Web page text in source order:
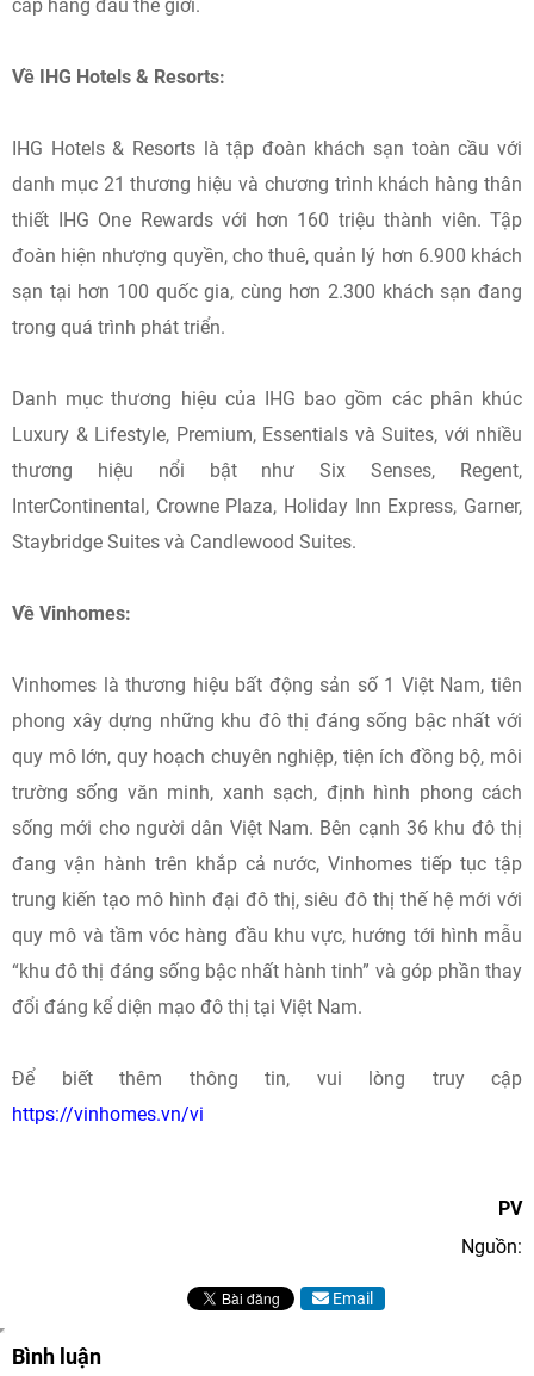
cấp hàng đầu thế giới.
Về IHG Hotels & Resorts:
IHG Hotels & Resorts là tập đoàn khách sạn toàn cầu với
danh mục 21 thương hiệu và chương trình khách hàng thân
thiết IHG One Rewards với hơn 160 triệu thành viên. Tập
đoàn hiện nhượng quyền, cho thuê, quản lý hơn 6.900 khách
sạn tại hơn 100 quốc gia, cùng hơn 2.300 khách sạn đang
trong quá trình phát triển.
Danh mục thương hiệu của IHG bao gồm các phân khúc
Luxury & Lifestyle, Premium, Essentials và Suites, với nhiều
thương hiệu nổi bật như Six Senses, Regent,
InterContinental, Crowne Plaza, Holiday Inn Express, Garner,
Staybridge Suites và Candlewood Suites.
Về Vinhomes:
Vinhomes là thương hiệu bất động sản số 1 Việt Nam, tiên
phong xây dựng những khu đô thị đáng sống bậc nhất với
quy mô lớn, quy hoạch chuyên nghiệp, tiện ích đồng bộ, môi
trường sống văn minh, xanh sạch, định hình phong cách
sống mới cho người dân Việt Nam. Bên cạnh 36 khu đô thị
đang vận hành trên khắp cả nước, Vinhomes tiếp tục tập
trung kiến tạo mô hình đại đô thị, siêu đô thị thế hệ mới với
quy mô và tầm vóc hàng đầu khu vực, hướng tới hình mẫu
“khu đô thị đáng sống bậc nhất hành tinh” và góp phần thay
đổi đáng kể diện mạo đô thị tại Việt Nam.
Để biết thêm thông tin, vui lòng truy cập
https://vinhomes.vn/vi
PV
Nguồn:
Email
Bình luận